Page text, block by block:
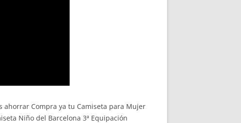
ahorrar Compra ya tu Camiseta para Mujer
Niño del Barcelona 3ª Equipación